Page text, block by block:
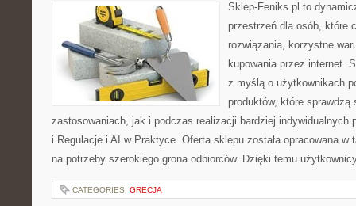
Sklep-Feniks.pl to
przestrzeń dla osób, które
rozwiązania, korzystne
kupowania przez internet.
z myślą o użytkownikach
produktów, które sprawdzą
zastosowaniach, jak i podczas realizacji bardziej indywidualnych
i Regulacje i AI w Praktyce. Oferta sklepu została opracowana w
na potrzeby szerokiego grona odbiorców. Dzięki temu
CATEGORIES: GRECJA